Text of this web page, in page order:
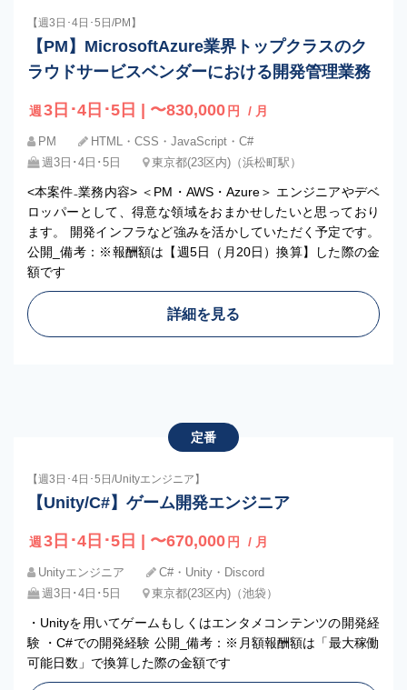
【週3日･4日･5日/PM】
【PM】MicrosoftAzure業界トップクラスのク
ラウドサービスベンダーにおける開発管理業務
週 3日･4日･5日 | 〜830,000 円 / 月
PM
HTML・CSS・JavaScript・C#
週3日･4日･5日
東京都(23区内)（浜松町駅）
<本案件₋業務内容> ＜PM・AWS・Azure＞ エンジニアやデベ
ロッパーとして、得意な領域をおまかせしたいと思っており
ます。 開発インフラなど強みを活かしていただく予定です。
公開_備考：※報酬額は【週5日（月20日）換算】した際の金
額です
詳細を見る
定番
【週3日･4日･5日/Unityエンジニア】
【Unity/C#】ゲーム開発エンジニア
週 3日･4日･5日 | 〜670,000 円 / 月
Unityエンジニア
C#・Unity・Discord
週3日･4日･5日
東京都(23区内)（池袋）
・Unityを⽤いてゲームもしくはエンタメコンテンツの開発経
験 ・C#での開発経験 公開_備考：※月額報酬額は「最大稼働
可能日数」で換算した際の金額です